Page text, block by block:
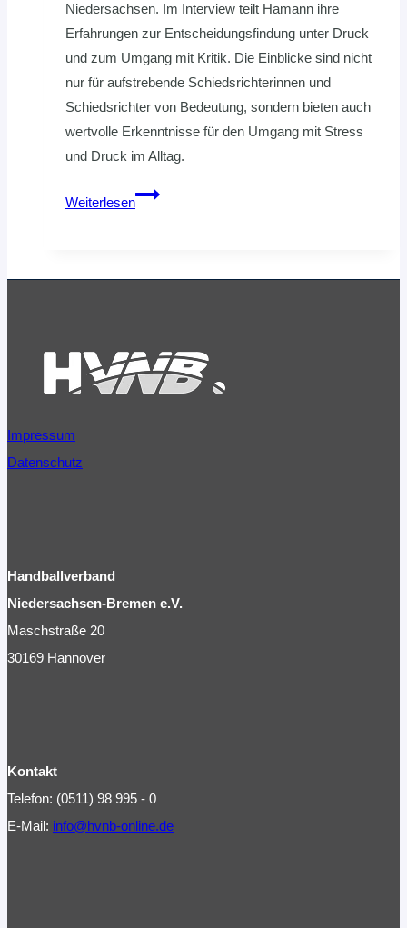
Niedersachsen. Im Interview teilt Hamann ihre
Erfahrungen zur Entscheidungsfindung unter Druck
und zum Umgang mit Kritik. Die Einblicke sind nicht
nur für aufstrebende Schiedsrichterinnen und
Schiedsrichter von Bedeutung, sondern bieten auch
wertvolle Erkenntnisse für den Umgang mit Stress
und Druck im Alltag.
Weiterlesen
Mentale
im
Interview
Impressum
Datenschutz
Handballverband
Niedersachsen-Bremen e.V.
Maschstraße 20
30169 Hannover
Kontakt
Telefon: (0511) 98 995 - 0
E-Mail: info@hvnb-online.de